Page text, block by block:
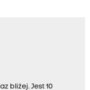
bliżej. Jest 10